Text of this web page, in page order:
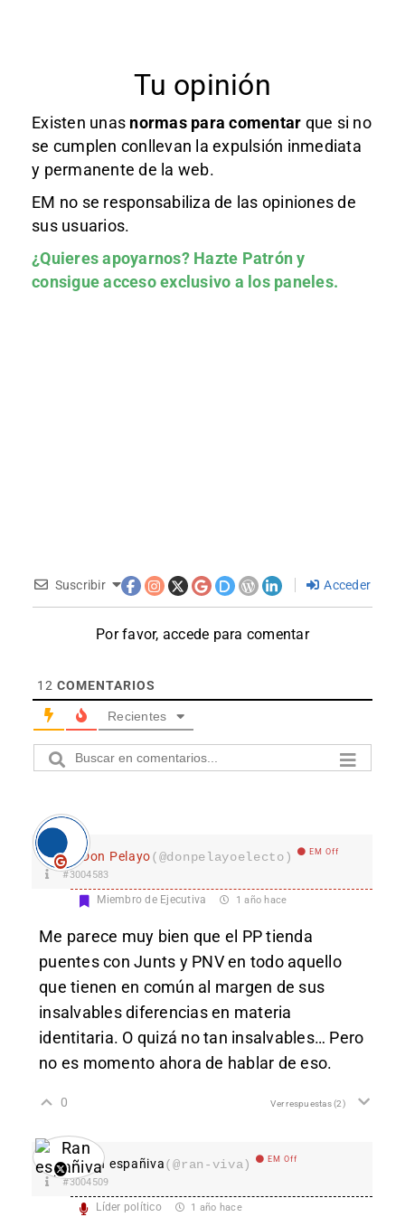
Tu opinión
Existen unas normas para comentar que si no
se cumplen conllevan la expulsión inmediata
y permanente de la web.
EM no se responsabiliza de las opiniones de
sus usuarios.
¿Quieres apoyarnos? Hazte Patróny
consigue acceso exclusivo a los paneles.
Suscribir Acceder
Por favor, accede para comentar
12 COMENTARIOS
Recientes
Don Pelayo(@donpelayoelecto) EM Off
#3004583
Miembro de Ejecutiva 1 año hace
Me parece muy bien que el PP tienda
puentes con Junts y PNV en todo aquello
que tienen en común al margen de sus
insalvables diferencias en materia
identitaria. O quizá no tan insalvables… Pero
no es momento ahora de hablar de eso.
0 Ver respuestas(2)
Ran españiva(@ran-viva) EM Off
#3004509
Líder político 1 año hace